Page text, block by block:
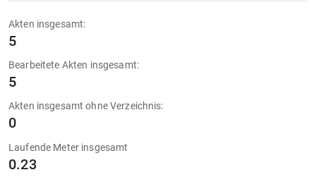
Akten insgesamt:
5
Bearbeitete Akten insgesamt:
5
Akten insgesamt ohne Verzeichnis:
0
Laufende Meter insgesamt
0.23